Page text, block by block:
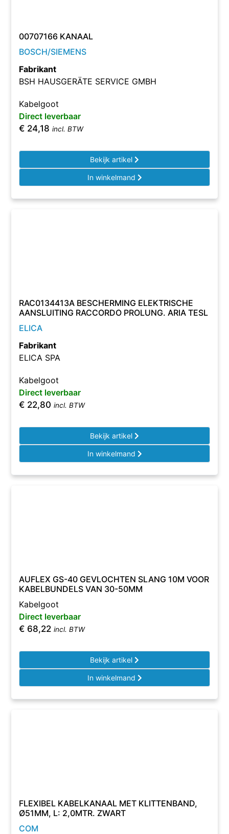
00707166 KANAAL
BOSCH/SIEMENS
Fabrikant
BSH HAUSGERÄTE SERVICE GMBH
Kabelgoot
Direct leverbaar
€ 24,18 incl. BTW
Bekijk artikel
In winkelmand
RAC0134413A BESCHERMING ELEKTRISCHE
AANSLUITING RACCORDO PROLUNG. ARIA TESL
ELICA
Fabrikant
ELICA SPA
Kabelgoot
Direct leverbaar
€ 22,80 incl. BTW
Bekijk artikel
In winkelmand
AUFLEX GS-40 GEVLOCHTEN SLANG 10M VOOR
KABELBUNDELS VAN 30-50MM
Kabelgoot
Direct leverbaar
€ 68,22 incl. BTW
Bekijk artikel
In winkelmand
FLEXIBEL KABELKANAAL MET KLITTENBAND,
Ø51MM, L: 2,0MTR. ZWART
COM